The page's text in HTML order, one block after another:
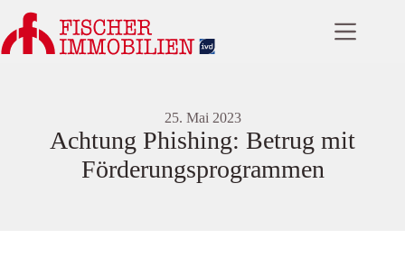
Inhalt
springen
25. Mai 2023
Achtung Phishing: Betrug mit
Förderungsprogrammen